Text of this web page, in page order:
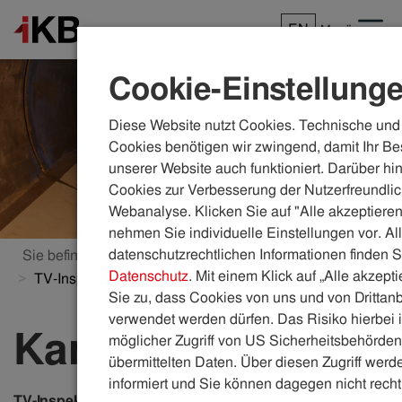
EN Menü
Sie befinden sich hier: ikb.at
Wasser & Abwasser
TV-Inspektion
Kanalüberprüfung
Cookie-
Diese Website nutzt Cookies. Technische
Cookies benötigen wir zwingend, damit Ihr
unserer Website auch funktioniert. Darüber
Cookies zur Verbesserung der
Webanalyse. Klicken Sie auf "Alle
nehmen Sie individuelle Einstellungen vor.
datenschutzrechtlichen Informationen finden
Datenschutz. Mit einem Klick auf „Alle
Sie zu, dass Cookies von uns und von
verwendet werden dürfen. Das Risiko hierbei
möglicher Zugriff von US
übermittelten Daten. Über diesen Zugriff
informiert und Sie können dagegen nicht